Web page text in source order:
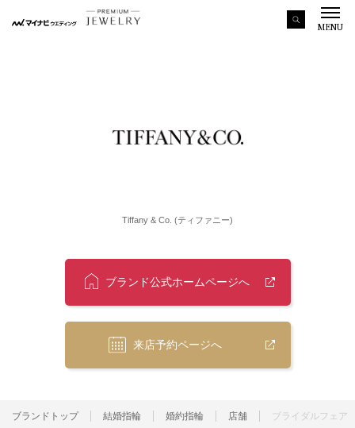
MENU
Tiffany & Co. (ティファニー)
ブランド公式ホームページへ
来店予約ページへ
ブランドトップ 結婚指輪 婚約指輪 店舗 ブライダルフェア